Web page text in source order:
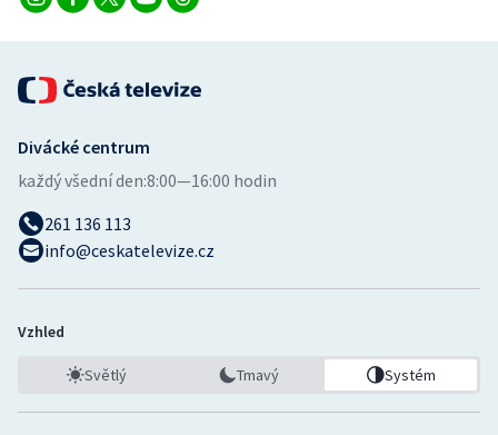
Divácké centrum
každý všední den:8:00—16:00 hodin
261 136 113
info@ceskatelevize.cz
Vzhled
Světlý Tmavý Systém